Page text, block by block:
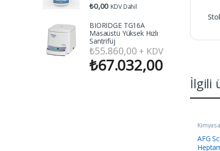
İlgili
AFG
₺0,00 KDV Dahil
BIORIDGE TG16A
Masaüstü Yüksek Hızlı
Santrifüj
₺55.860,00 + KDV
₺67.032,00